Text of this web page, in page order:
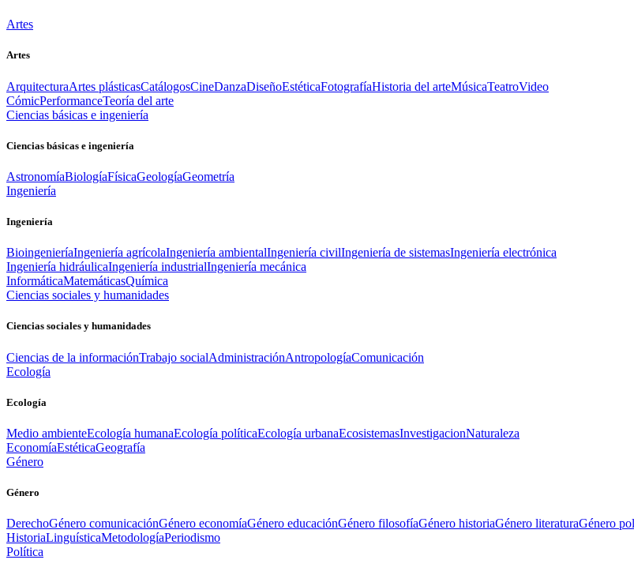
Artes
Artes
ArquitecturaArtes plásticasCatálogosCineDanzaDiseñoEstéticaFotografíaHistoria del arteMúsicaTeatroVideo
CómicPerformanceTeoría del arte
Ciencias básicas e ingeniería
Ciencias básicas e ingeniería
AstronomíaBiologíaFísicaGeologíaGeometría
Ingeniería
Ingeniería
BioingenieríaIngeniería agrícolaIngeniería ambientalIngeniería civilIngeniería de sistemasIngeniería electrónica
Ingeniería hidráulicaIngeniería industrialIngeniería mecánica
InformáticaMatemáticasQuímica
Ciencias sociales y humanidades
Ciencias sociales y humanidades
Ciencias de la informaciónTrabajo socialAdministraciónAntropologíaComunicación
Ecología
Ecología
Medio ambienteEcología humanaEcología políticaEcología urbanaEcosistemasInvestigacionNaturaleza
EconomíaEstéticaGeografía
Género
Género
DerechoGénero comunicaciónGénero economíaGénero educaciónGénero filosofíaGénero historiaGénero literaturaGénero
HistoriaLinguísticaMetodologíaPeriodismo
Política